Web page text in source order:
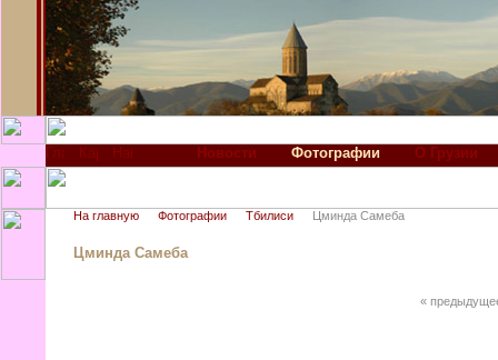
Новости Фотографии О Грузии
На главную Фотографии Тбилиси Цминда Самеба
Цминда Самеба
«